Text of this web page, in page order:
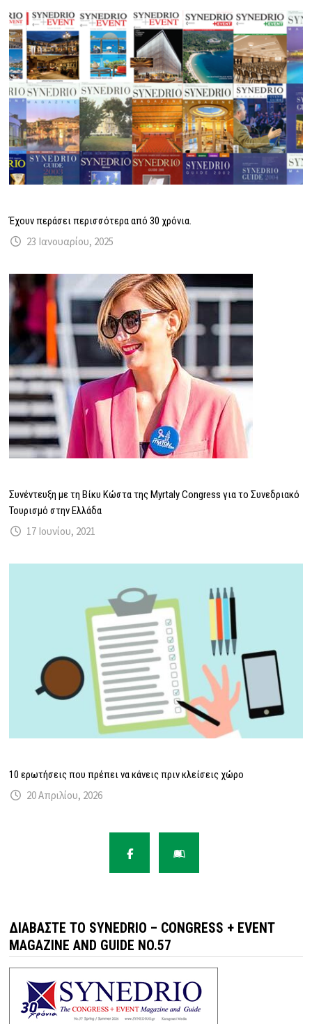
Έχουν περάσει περισσότερα από 30 χρόνια.
23 Ιανουαρίου, 2025
Συνέντευξη με τη Βίκυ Κώστα της Myrtaly Congress για το Συνεδριακό
Τουρισμό στην Ελλάδα
17 Ιουνίου, 2021
10 ερωτήσεις που πρέπει να κάνεις πριν κλείσεις χώρο
20 Απριλίου, 2026
ΔΙΑΒΆΣΤΕ ΤΟ SYNEDRIO – CONGRESS + EVENT
MAGAZINE AND GUIDE NO.57